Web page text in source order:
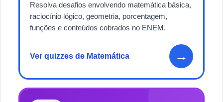
Resolva desafios envolvendo matemática básica,
raciocínio lógico, geometria, porcentagem,
funções e conteúdos cobrados no ENEM.
Ver quizzes de Matemática →